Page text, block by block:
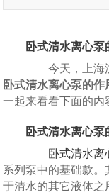
卧式清水离心泵
今天，上海
卧式清水离心泵的
一起来看看下面的内
卧式清水离心泵
卧式清水离
系列泵中的基础款
于清水的其它液体